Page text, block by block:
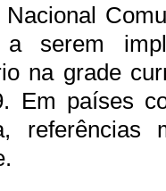
a serem
na grade
Em países